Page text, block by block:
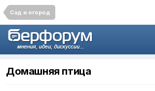
Сад и огород
Домашняя птица